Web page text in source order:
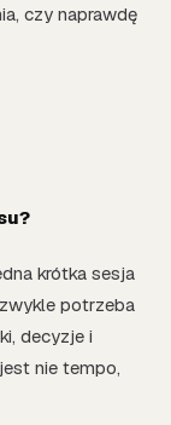
czy naprawdę
krótka sesja
potrzeba
decyzje i
nie tempo,